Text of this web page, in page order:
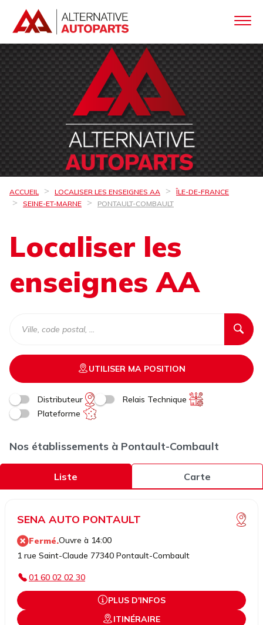
ACCUEIL LOCALISER LES ENSEIGNES AA
ÎLE-DE-FRANCE
SEINE-ET-MARNE
PONTAULT-COMBAULT
Localiser les
enseignes AA
UTILISER MA POSITION
Distributeur
Relais Technique
Plateforme
Nos établissements à Pontault-Combault
Liste Carte
SENA AUTO PONTAULT
Fermé.Ouvre à 14:00
1 rue Saint-Claude 77340 Pontault-Combault
01 60 02 02 30
PLUS D'INFOS
ITINÉRAIRE